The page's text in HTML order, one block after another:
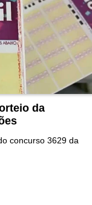
da
concurso 3629 da